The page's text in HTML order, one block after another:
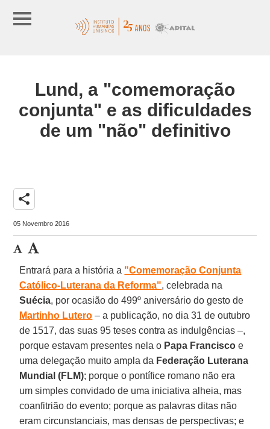
Lund, a "comemoração
conjunta" e as dificuldades
de um "não" definitivo
share
05 Novembro 2016
Entrará para a história a "Comemoração Conjunta
Católico-Luterana da Reforma", celebrada na
Suécia, por ocasião do 499º aniversário do gesto de
Martinho Lutero – a publicação, no dia 31 de outubro
de 1517, das suas 95 teses contra as indulgências –,
porque estavam presentes nela o Papa Francisco e
uma delegação muito ampla da Federação Luterana
Mundial (FLM); porque o pontífice romano não era
um simples convidado de uma iniciativa alheia, mas
coanfitrião do evento; porque as palavras ditas não
eram circunstanciais, mas densas de perspectivas; e